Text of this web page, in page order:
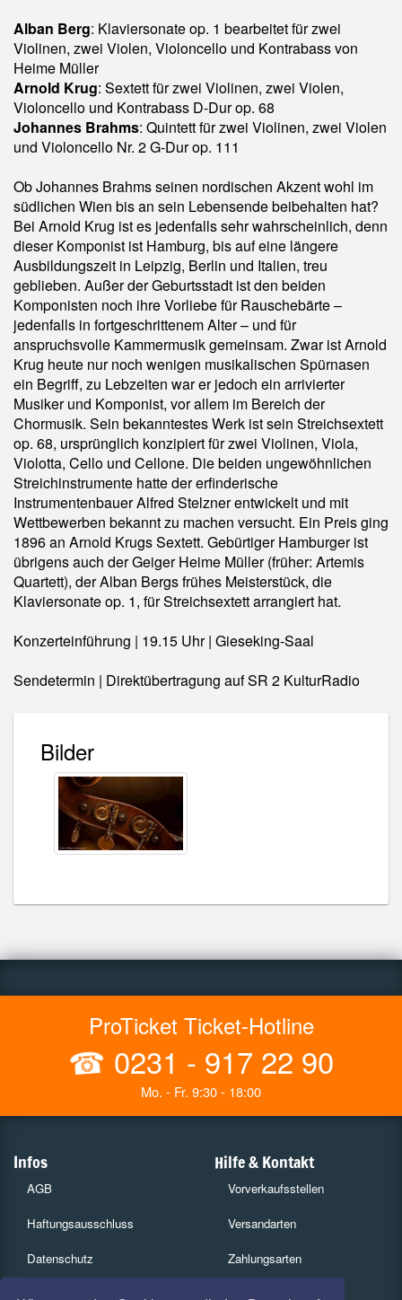
Alban Berg: Klaviersonate op. 1 bearbeitet für zwei
Violinen, zwei Violen, Violoncello und Kontrabass von
Heime Müller
Arnold Krug: Sextett für zwei Violinen, zwei Violen,
Violoncello und Kontrabass D-Dur op. 68
Johannes Brahms: Quintett für zwei Violinen, zwei Violen
und Violoncello Nr. 2 G-Dur op. 111
Ob Johannes Brahms seinen nordischen Akzent wohl im
südlichen Wien bis an sein Lebensende beibehalten hat?
Bei Arnold Krug ist es jedenfalls sehr wahrscheinlich, denn
dieser Komponist ist Hamburg, bis auf eine längere
Ausbildungszeit in Leipzig, Berlin und Italien, treu
geblieben. Außer der Geburtsstadt ist den beiden
Komponisten noch ihre Vorliebe für Rauschebärte –
jedenfalls in fortgeschrittenem Alter – und für
anspruchsvolle Kammermusik gemeinsam. Zwar ist Arnold
Krug heute nur noch wenigen musikalischen Spürnasen
ein Begriff, zu Lebzeiten war er jedoch ein arrivierter
Musiker und Komponist, vor allem im Bereich der
Chormusik. Sein bekanntestes Werk ist sein Streichsextett
op. 68, ursprünglich konzipiert für zwei Violinen, Viola,
Violotta, Cello und Cellone. Die beiden ungewöhnlichen
Streichinstrumente hatte der erfinderische
Instrumentenbauer Alfred Stelzner entwickelt und mit
Wettbewerben bekannt zu machen versucht. Ein Preis ging
1896 an Arnold Krugs Sextett. Gebürtiger Hamburger ist
übrigens auch der Geiger Heime Müller (früher: Artemis
Quartett), der Alban Bergs frühes Meisterstück, die
Klaviersonate op. 1, für Streichsextett arrangiert hat.
Konzerteinführung | 19.15 Uhr | Gieseking-Saal
Sendetermin | Direktübertragung auf SR 2 KulturRadio
Bilder
ProTicket Ticket-Hotline
☎ 0231 - 917 22 90
Mo. - Fr. 9:30 - 18:00
Infos
AGB
Haftungsausschluss
Datenschutz
Hilfe & Kontakt
Vorverkaufsstellen
Versandarten
Zahlungsarten